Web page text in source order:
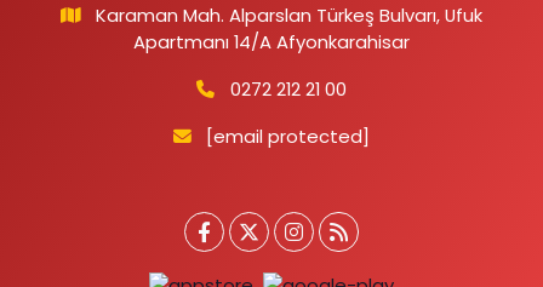
Karaman Mah. Alparslan Türkeş Bulvarı, Ufuk
Apartmanı 14/A Afyonkarahisar
0272 212 21 00
[email protected]